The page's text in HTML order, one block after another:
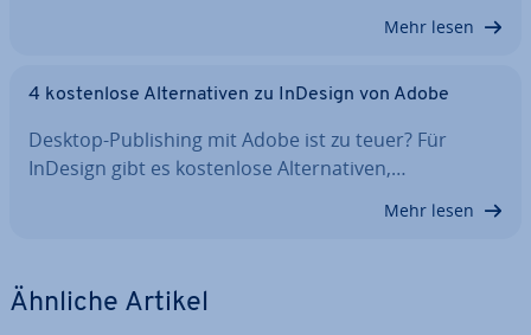
Mehr lesen
4 kos­ten­lo­se Al­ter­na­ti­ven zu InDesign von Adobe
Desktop-Pu­bli­shing mit Adobe ist zu teuer? Für
InDesign gibt es kos­ten­lo­se Al­ter­na­ti­ven,…
Mehr lesen
Ähnliche Artikel